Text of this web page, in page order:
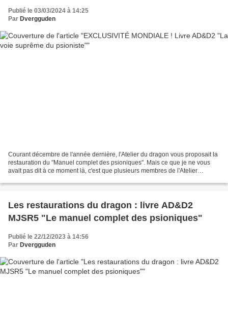
Publié le 03/03/2024 à 14:25
Par Dvergguden
Courant décembre de l'année dernière, l'Atelier du dragon vous proposait la
restauration du "Manuel complet des psioniques". Mais ce que je ne vous
avait pas dit à ce moment là, c'est que plusieurs membres de l'Atelier
Les restaurations du dragon : livre AD&D2
MJSR5 "Le manuel complet des psioniques"
Publié le 22/12/2023 à 14:56
Par Dvergguden